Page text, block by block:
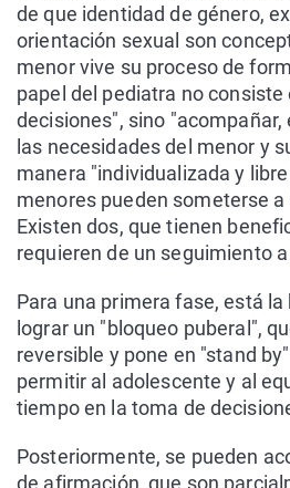
de que identidad de género,
orientación sexual son
menor vive su proceso de
papel del pediatra no consiste
decisiones", sino
las necesidades del menor y
manera "individualizada y
menores pueden someterse
Existen dos, que tienen
requieren de un seguimiento
Para una primera fase, está
lograr un "bloqueo puberal",
reversible y pone en "stand
permitir al adolescente y al
tiempo en la toma de
Posteriormente, se pueden
de afirmación, que son